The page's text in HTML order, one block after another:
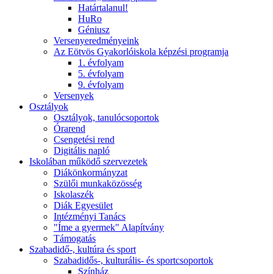
Határtalanul!
HuRo
Géniusz
Versenyeredményeink
Az Eötvös Gyakorlóiskola képzési programja
1. évfolyam
5. évfolyam
9. évfolyam
Versenyek
Osztályok
Osztályok, tanulócsoportok
Órarend
Csengetési rend
Digitális napló
Iskolában működő szervezetek
Diákönkormányzat
Szülői munkaközösség
Iskolaszék
Diák Egyesület
Intézményi Tanács
"Íme a gyermek" Alapítvány
Támogatás
Szabadidő-, kultúra és sport
Szabadidős-, kulturális- és sportcsoportok
Színház